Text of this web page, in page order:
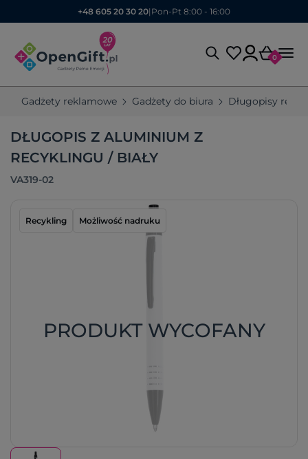
+48 605 20 30 20| Pon-Pt 8:00 - 16:00
0
Gadżety reklamowe Gadżety do biura Długopisy
DŁUGOPIS Z ALUMINIUM Z
RECYKLINGU / BIAŁY
VA319-02
Recykling Możliwość nadruku
PRODUKT WYCOFANY